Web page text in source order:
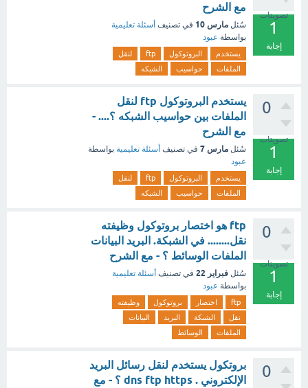
تصويتات
1
إجابة
مع الشرح
سُئل مارس 10 في تصنيف أسئلة تعليمية
بواسطة عبود
يستخدم البروتوكول ftp
لنقل
الملفات
حواسيب الشبكه
0
تصويتات
1
إجابة
يستخدم البروتوكول ftp لنقل
الملفات بين حواسيب الشبكه ؟.... -
مع الشرح
سُئل مارس 7 في تصنيف أسئلة تعليمية بواسطة
عبود
يستخدم البروتوكول ftp
لنقل
الملفات
حواسيب الشبكه
0
تصويتات
1
إجابة
ftp هو اختصار بروتوكول وظيفته
نقل........ في الشبكة. البريد البيانات
الملفات الوسائط ؟ - مع الشرح
سُئل فبراير 22 في تصنيف أسئلة تعليمية
بواسطة عبود
ftp اختصار بروتوكول
وظيفته
نقل
الشبكة البريد
البيانات
الملفات
الوسائط
0
بروتكول يستخدم لنقل رسائل البريد
الإلكتروني . dns ftp https ؟ - مع